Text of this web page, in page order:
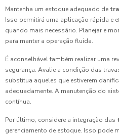
Mantenha um estoque adequado de
Isso permitirá uma aplicação rápida e
quando mais necessário. Planejar e
para manter a operação fluida.
É aconselhável também realizar uma
segurança. Avalie a condição das
substitua aqueles que estiverem
adequadamente. A manutenção do
contínua.
Por último, considere a integração das
gerenciamento de estoque. Isso pode